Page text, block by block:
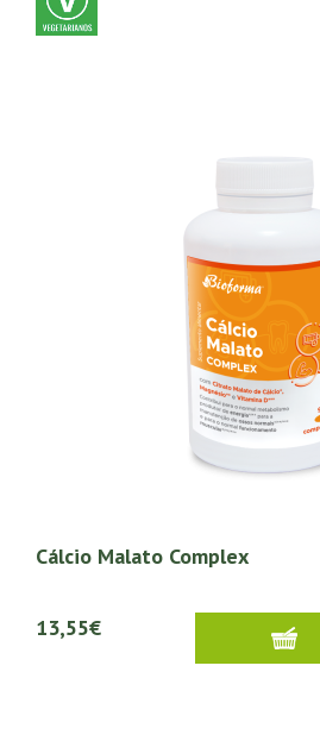
Cálcio Malato Complex
13,55€